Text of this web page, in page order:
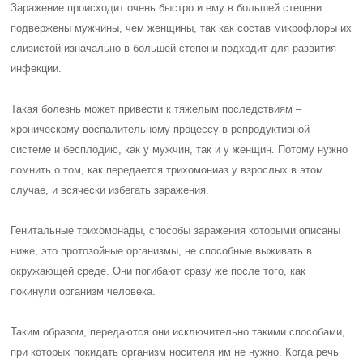
Заражение происходит очень быстро и ему в большей степени
подвержены мужчины, чем женщины, так как состав микрофлоры их
слизистой изначально в большей степени подходит для развития
инфекции.
Такая болезнь может привести к тяжелым последствиям –
хроническому воспалительному процессу в репродуктивной
системе и бесплодию, как у мужчин, так и у женщин. Потому нужно
помнить о том, как передается трихомониаз у взрослых в этом
случае, и всячески избегать заражения.
Генитальные трихомонады, способы заражения которыми описаны
ниже, это протозойные организмы, не способные выживать в
окружающей среде. Они погибают сразу же после того, как
покинули организм человека.
Таким образом, передаются они исключительно такими способами,
при которых покидать организм носителя им не нужно. Когда речь